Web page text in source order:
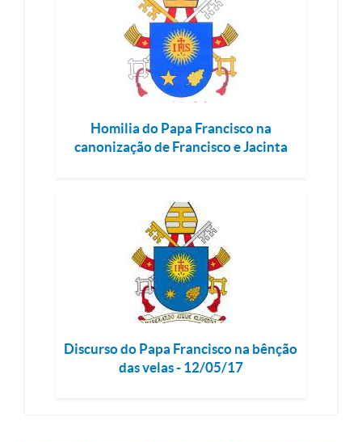
Homilia do Papa Francisco na
canonização de Francisco e Jacinta
Discurso do Papa Francisco na bênção
das velas - 12/05/17